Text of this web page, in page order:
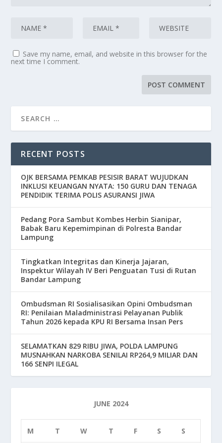
Save my name, email, and website in this browser for the
next time I comment.
RECENT POSTS
OJK BERSAMA PEMKAB PESISIR BARAT WUJUDKAN
INKLUSI KEUANGAN NYATA: 150 GURU DAN TENAGA
PENDIDIK TERIMA POLIS ASURANSI JIWA
Pedang Pora Sambut Kombes Herbin Sianipar,
Babak Baru Kepemimpinan di Polresta Bandar
Lampung
Tingkatkan Integritas dan Kinerja Jajaran,
Inspektur Wilayah IV Beri Penguatan Tusi di Rutan
Bandar Lampung
Ombudsman RI Sosialisasikan Opini Ombudsman
RI: Penilaian Maladministrasi Pelayanan Publik
Tahun 2026 kepada KPU RI Bersama Insan Pers
SELAMATKAN 829 RIBU JIWA, POLDA LAMPUNG
MUSNAHKAN NARKOBA SENILAI RP264,9 MILIAR DAN
166 SENPI ILEGAL
JUNE 2024
M T W T F S S